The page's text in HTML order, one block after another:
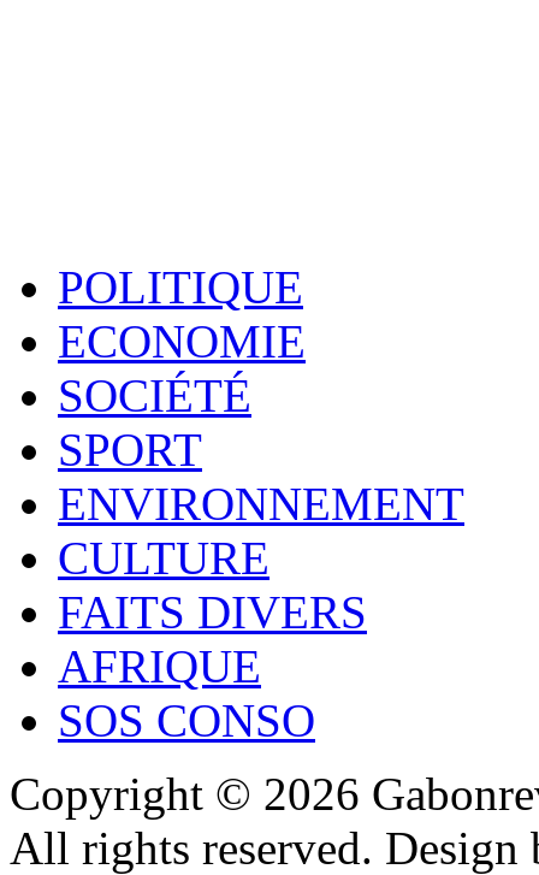
POLITIQUE
ECONOMIE
SOCIÉTÉ
SPORT
ENVIRONNEMENT
CULTURE
FAITS DIVERS
AFRIQUE
SOS CONSO
Copyright © 2026
All rights reserved.